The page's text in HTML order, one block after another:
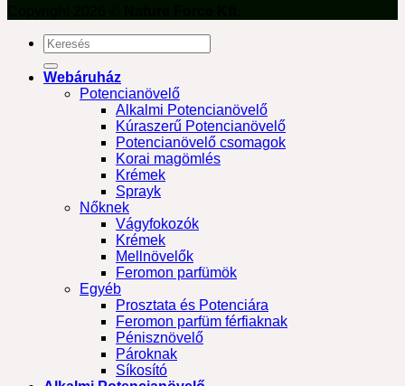
Keresés
a
következőre:
Webáruház
Potencianövelő
Alkalmi Potencianövelő
Kúraszerű Potencianövelő
Potencianövelő csomagok
Korai magömlés
Krémek
Sprayk
Nőknek
Vágyfokozók
Krémek
Mellnövelők
Feromon parfümök
Egyéb
Prosztata és Potenciára
Feromon parfüm férfiaknak
Pénisznövelő
Pároknak
Síkosító